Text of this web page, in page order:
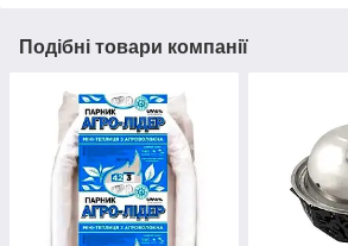
Подібні товари компанії